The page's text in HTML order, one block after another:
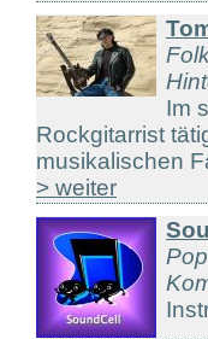
Im
Rockgitarrist
musikalischen
> weiter